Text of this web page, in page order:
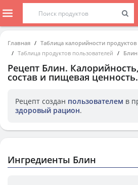
Главная
Таблица калорийности продуктов
Таблица продуктов пользователей
Блин
Рецепт Блин.
состав и пищевая ценность.
Рецепт создан пользователем в
здоровый рацион.
Ингредиенты Блин